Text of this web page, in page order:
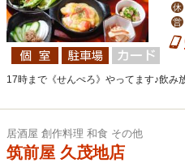
休
営
17時まで《せんぺろ》やってます♪飲み
居酒屋 創作料理 和食 その他
筑前屋 久茂地店